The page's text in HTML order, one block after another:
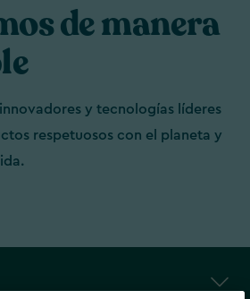
de manera
y tecnologías líderes
respetuosos con el planeta y